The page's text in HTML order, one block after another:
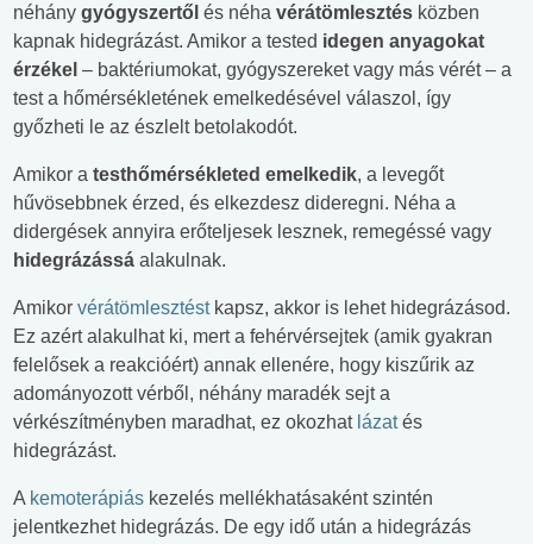
néhány gyógyszertől és néha vérátömlesztés közben
kapnak hidegrázást. Amikor a tested idegen anyagokat
érzékel – baktériumokat, gyógyszereket vagy más vérét – a
test a hőmérsékletének emelkedésével válaszol, így
győzheti le az észlelt betolakodót.
Amikor a testhőmérsékleted emelkedik, a levegőt
hűvösebbnek érzed, és elkezdesz dideregni. Néha a
didergések annyira erőteljesek lesznek, remegéssé vagy
hidegrázássá alakulnak.
Amikor vérátömlesztéstkapsz, akkor is lehet hidegrázásod.
Ez azért alakulhat ki, mert a fehérvérsejtek (amik gyakran
felelősek a reakcióért) annak ellenére, hogy kiszűrik az
adományozott vérből, néhány maradék sejt a
vérkészítményben maradhat, ez okozhat lázatés
hidegrázást.
A kemoterápiás kezelés mellékhatásaként szintén
jelentkezhet hidegrázás. De egy idő után a hidegrázás